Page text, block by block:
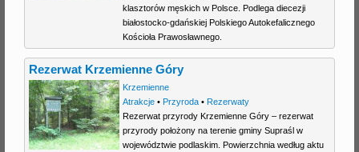
klasztorów męskich w Polsce. Podlega diecezji
białostocko-gdańskiej Polskiego Autokefalicznego
Kościoła Prawosławnego.
Rezerwat Krzemienne Góry
Krzemienne
Atrakcje• Przyroda• Rezerwaty
Rezerwat przyrody Krzemienne Góry – rezerwat
przyrody położony na terenie gminy Supraśl w
województwie podlaskim. Powierzchnia według aktu